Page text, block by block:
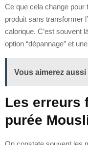
Ce que cela change pour
produit sans transformer
calorique. C’est souvent
option “dépannage” et
Vous aimerez aussi
Les erreurs
purée